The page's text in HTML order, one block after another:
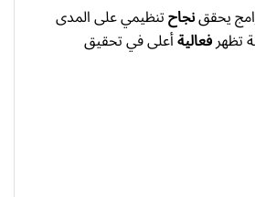
يحققنجاحتنظيمي على المدى
تظهرفعاليةأعلى في تحقيق